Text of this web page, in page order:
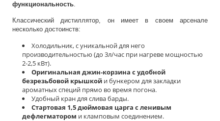
функциональность.
Классический дистиллятор, он имеет в своем арсенале
несколько достоинств:
Холодильник, с уникальной для него
производительностью (до 3л/час при нагреве мощностью
2-2,5 кВт).
Оригинальная джин-корзина с удобной
безрезьбовой крышкой и бункером для закладки
ароматных специй прямо во время погона.
Удобный кран для слива барды.
Стартовая 1,5 дюймовая царга с ленивым
дефлегматором и кламповым соединением.